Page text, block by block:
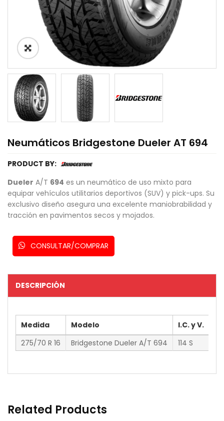
Neumáticos Bridgestone Dueler AT 694
PRODUCT BY:
Dueler A/T 694 es un neumático de uso mixto para
equipar vehículos utilitarios deportivos (SUV) y pick-ups. Su
exclusivo diseño asegura una excelente maniobrabilidad y
tracción en pavimentos secos y mojados.
CONSULTAR/COMPRAR
DESCRIPCIÓN
Medida Modelo I.C. y V.
275/70 R 16
Bridgestone Dueler A/T 694 114 S
Related Products